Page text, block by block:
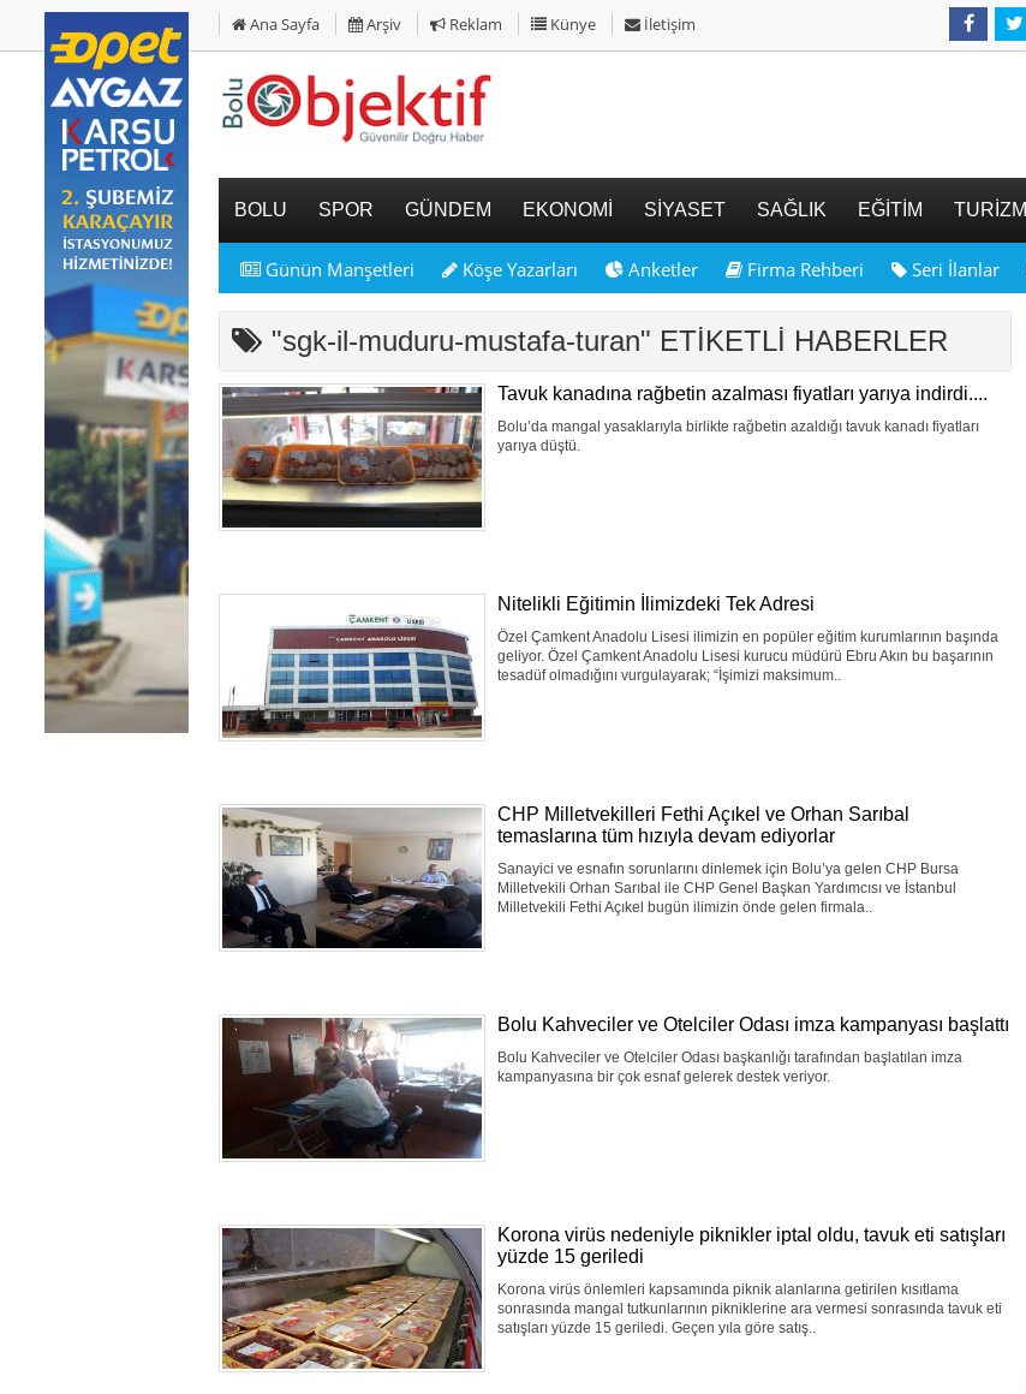
Ana Sayfa Arşiv Reklam Künye İletişim
BOLU SPOR GÜNDEM EKONOMİ SİYASET SAĞLIK EĞİTİM TURİZM
Günün Manşetleri Köşe Yazarları Anketler Firma Rehberi Seri İlanlar
"sgk-il-muduru-mustafa-turan" ETİKETLİ HABERLER
Tavuk kanadına rağbetin azalması fiyatları yarıya indirdi....
Bolu’da mangal yasaklarıyla birlikte rağbetin azaldığı tavuk kanadı fiyatları
yarıya düştü.
Nitelikli Eğitimin İlimizdeki Tek Adresi
Özel Çamkent Anadolu Lisesi ilimizin en popüler eğitim kurumlarının başında
geliyor. Özel Çamkent Anadolu Lisesi kurucu müdürü Ebru Akın bu başarının
tesadüf olmadığını vurgulayarak; “İşimizi maksimum..
CHP Milletvekilleri Fethi Açıkel ve Orhan Sarıbal
temaslarına tüm hızıyla devam ediyorlar
Sanayici ve esnafın sorunlarını dinlemek için Bolu’ya gelen CHP Bursa
Milletvekili Orhan Sarıbal ile CHP Genel Başkan Yardımcısı ve İstanbul
Milletvekili Fethi Açıkel bugün ilimizin önde gelen firmala..
Bolu Kahveciler ve Otelciler Odası imza kampanyası başlattı
Bolu Kahveciler ve Otelciler Odası başkanlığı tarafından başlatılan imza
kampanyasına bir çok esnaf gelerek destek veriyor.
Korona virüs nedeniyle piknikler iptal oldu, tavuk eti satışları
yüzde 15 geriledi
Korona virüs önlemleri kapsamında piknik alanlarına getirilen kısıtlama
sonrasında mangal tutkunlarının pikniklerine ara vermesi sonrasında tavuk eti
satışları yüzde 15 geriledi. Geçen yıla göre satış..